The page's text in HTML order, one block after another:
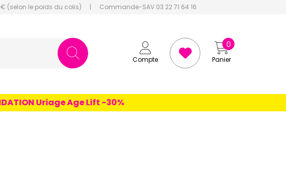
(selon le poids du colis) | Commande-SAV 03 22 71 64 16
Compte Panier
0
Uriage Age Lift -30%